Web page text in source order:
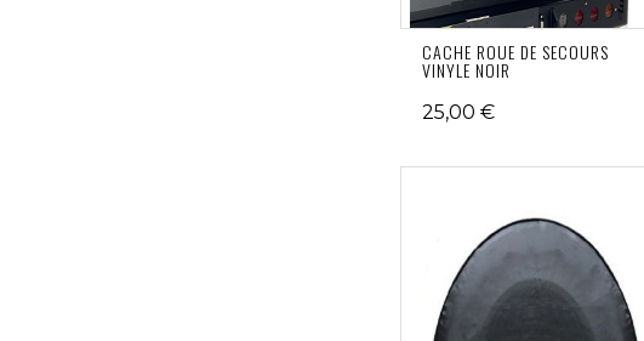
CACHE ROUE DE SECOURS
VINYLE NOIR
25,00 €